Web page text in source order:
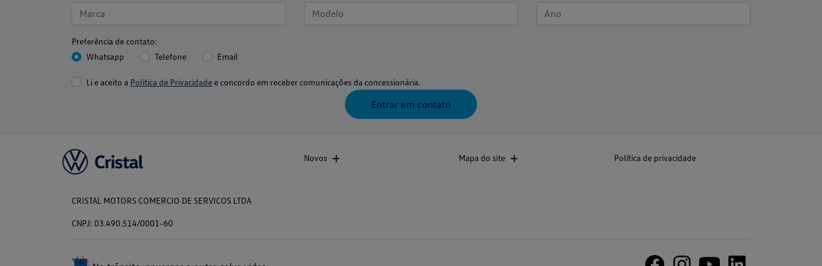
Preferência de contato:
Whatsapp
Telefone Email
Li e aceito a Política de Privacidadee concordo em receber comunicações da concessionária.
Entrar em contato
Novos Mapa do site Política de privacidade
CRISTAL MOTORS COMERCIO DE SERVICOS LTDA
CNPJ: 03.490.514/0001-60